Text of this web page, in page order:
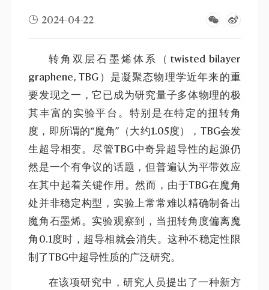
2024-04-22
转角双层石墨烯体系（twisted bilayer
graphene, TBG）是凝聚态物理学近年来的重
要发现之一，它已成为研究量子多体物理的极
其丰富的实验平台。特别是在特定的扭转角
度，即所谓的“魔角”（大约1.05度），TBG会发
生超导相变。尽管TBG中奇异超导性的起源仍
然是一个有争议的话题，但普遍认为平带效应
在其中起着关键作用。然而，由于TBG在魔角
处并非稳定构型，实验上常常难以精确制备出
魔角石墨烯。实验观察到，当扭转角度偏离魔
角0.1度时，超导相就会消失。这种不稳定性限
制了TBG中超导性质的广泛研究。
在该项研究中，研究人员提出了一种新方